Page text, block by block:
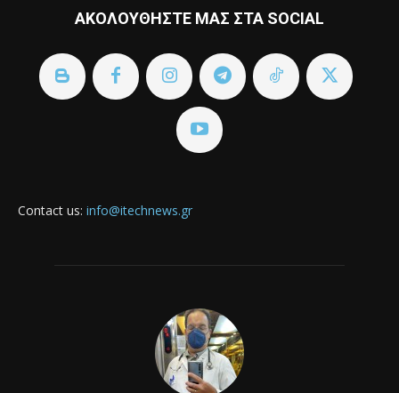
ΑΚΟΛΟΥΘΗΣΤΕ ΜΑΣ ΣΤΑ SOCIAL
Contact us: info@itechnews.gr